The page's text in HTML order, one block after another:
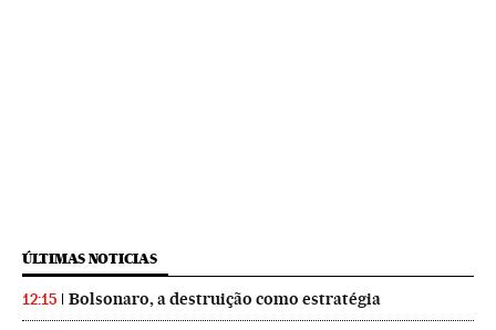
ÚLTIMAS NOTICIAS
12:15 Bolsonaro, a destruição como estratégia